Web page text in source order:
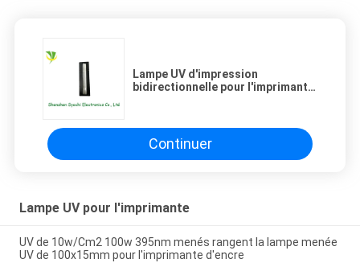
Lampe UV d'impression
bidirectionnelle pour l'imprimante,
Continuer
Lampe UV pour l'imprimante
UV de 10w/Cm2 100w 395nm menés rangent la lampe menée
UV de 100x15mm pour l'imprimante d'encre